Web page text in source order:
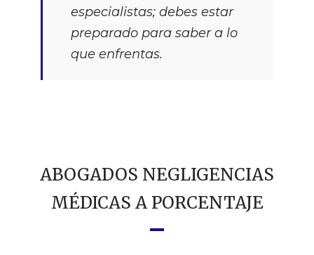
especialistas; debes estar
preparado para saber a lo
que enfrentas.
ABOGADOS NEGLIGENCIAS
MÉDICAS A PORCENTAJE